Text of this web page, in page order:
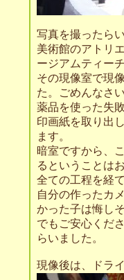
写真を撮ったら
美術館のアトリ
ージアムティー
その現像室で現
た。ごめんなさ
薬品を使った失
印画紙を取り出
ます。
暗室ですから、
るということは
全ての工程を経
自分の作ったカ
かった子は悔し
でもご安心くだ
らいました。
現像後は、ドラ